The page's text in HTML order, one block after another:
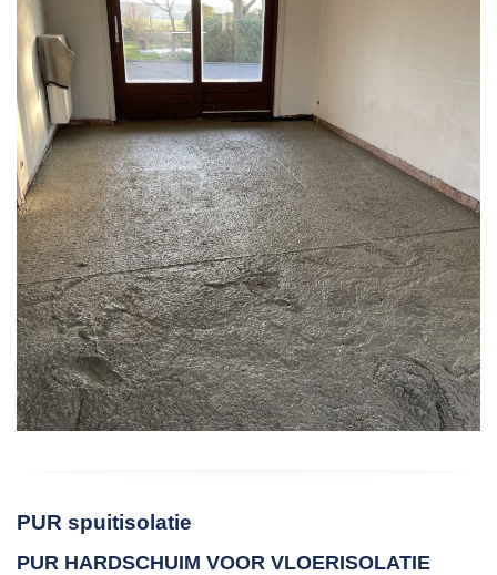
PUR spuitisolatie
PUR HARDSCHUIM VOOR VLOERISOLATIE